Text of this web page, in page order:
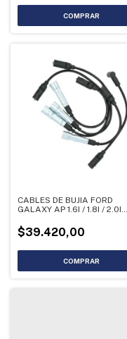
CABLES DE BUJIA FORD
GALAXY AP 1.6I / 1.8I / 2.0I
$39.420,00